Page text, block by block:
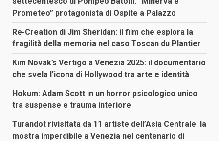
Prometeo” protagonista di Ospite a Palazzo
Re-Creation di Jim Sheridan: il film che esplora la
fragilità della memoria nel caso Toscan du Plantier
Kim Novak’s Vertigo a Venezia 2025: il documentario
che svela l’icona di Hollywood tra arte e identità
Hokum: Adam Scott in un horror psicologico unico
tra suspense e trauma interiore
Turandot rivisitata da 11 artiste dell’Asia Centrale: la
mostra imperdibile a Venezia nel centenario di